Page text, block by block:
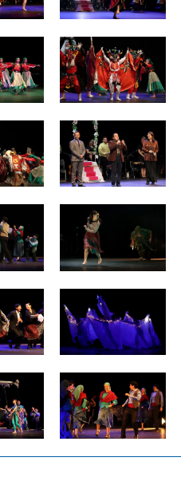
Zoom
Zoom
Zoom
Zoom